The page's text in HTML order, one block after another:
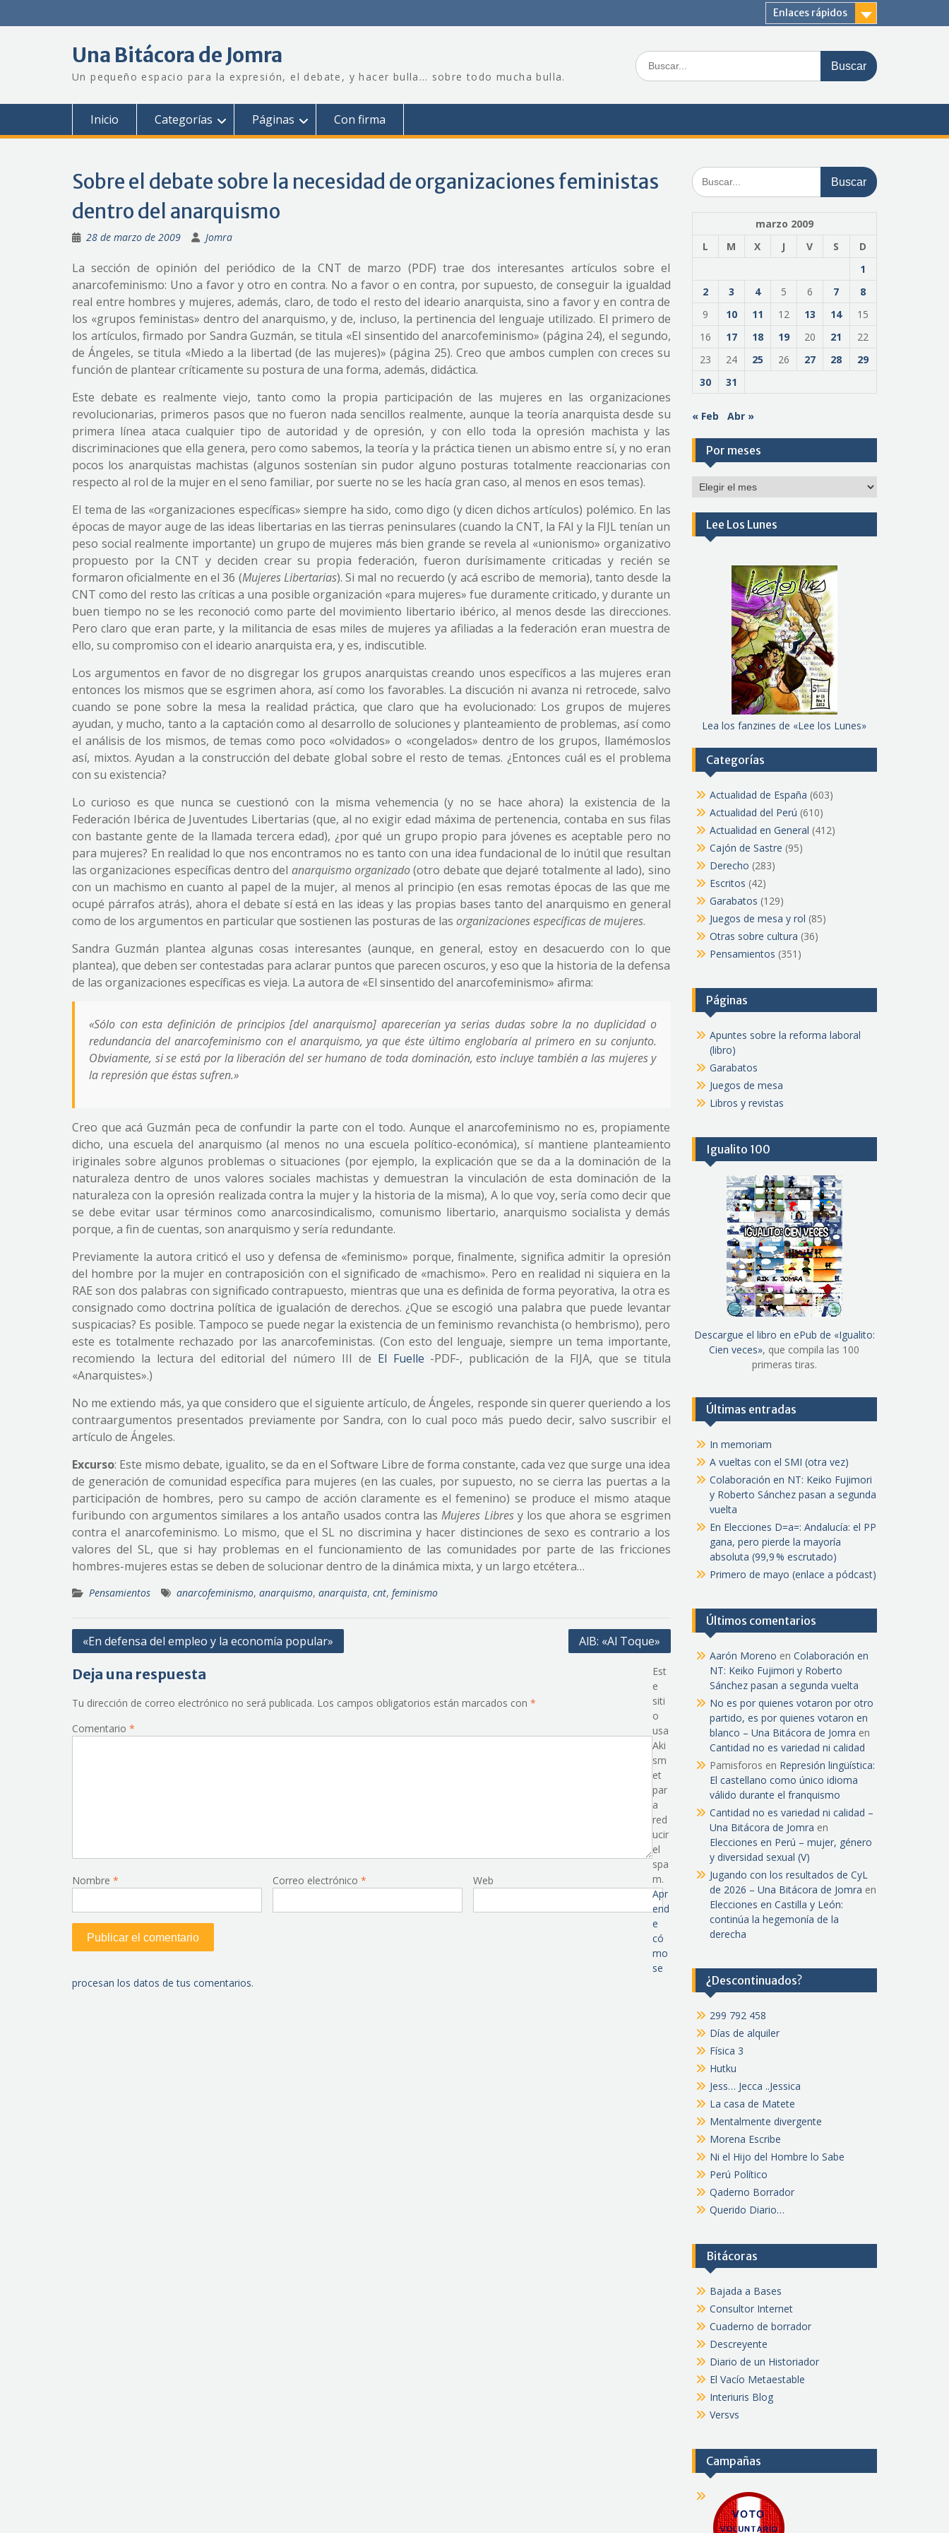
Enlaces rápidos
Una Bitácora de Jomra
Un pequeño espacio para la expresión, el debate, y hacer bulla… sobre todo mucha bulla.
Buscar:
Inicio Categorías Páginas Con firma
Sobre el debate sobre la necesidad de organizaciones feministas
dentro del anarquismo
28 de marzo de 2009 Jomra
La sección de opinión del periódico de la CNT de marzo (PDF) trae dos interesantes artículos sobre el
anarcofeminismo: Uno a favor y otro en contra. No a favor o en contra, por supuesto, de conseguir la igualdad
real entre hombres y mujeres, además, claro, de todo el resto del ideario anarquista, sino a favor y en contra de
los «grupos feministas» dentro del anarquismo, y de, incluso, la pertinencia del lenguaje utilizado. El primero de
los artículos, firmado por Sandra Guzmán, se titula «El sinsentido del anarcofeminismo» (página 24), el segundo,
de Ángeles, se titula «Miedo a la libertad (de las mujeres)» (página 25). Creo que ambos cumplen con creces su
función de plantear críticamente su postura de una forma, además, didáctica.
Este debate es realmente viejo, tanto como la propia participación de las mujeres en las organizaciones
revolucionarias, primeros pasos que no fueron nada sencillos realmente, aunque la teoría anarquista desde su
primera línea ataca cualquier tipo de autoridad y de opresión, y con ello toda la opresión machista y las
discriminaciones que ella genera, pero como sabemos, la teoría y la práctica tienen un abismo entre sí, y no eran
pocos los anarquistas machistas (algunos sostenían sin pudor alguno posturas totalmente reaccionarias con
respecto al rol de la mujer en el seno familiar, por suerte no se les hacía gran caso, al menos en esos temas).
El tema de las «organizaciones específicas» siempre ha sido, como digo (y dicen dichos artículos) polémico. En las
épocas de mayor auge de las ideas libertarias en las tierras peninsulares (cuando la CNT, la FAI y la FIJL tenían un
peso social realmente importante) un grupo de mujeres más bien grande se revela al «unionismo» organizativo
propuesto por la CNT y deciden crear su propia federación, fueron durísimamente criticadas y recién se
formaron oficialmente en el 36 (Mujeres Libertarias). Si mal no recuerdo (y acá escribo de memoria), tanto desde la
CNT como del resto las críticas a una posible organización «para mujeres» fue duramente criticado, y durante un
buen tiempo no se les reconoció como parte del movimiento libertario ibérico, al menos desde las direcciones.
Pero claro que eran parte, y la militancia de esas miles de mujeres ya afiliadas a la federación eran muestra de
ello, su compromiso con el ideario anarquista era, y es, indiscutible.
Los argumentos en favor de no disgregar los grupos anarquistas creando unos específicos a las mujeres eran
entonces los mismos que se esgrimen ahora, así como los favorables. La discución ni avanza ni retrocede, salvo
cuando se pone sobre la mesa la realidad práctica, que claro que ha evolucionado: Los grupos de mujeres
ayudan, y mucho, tanto a la captación como al desarrollo de soluciones y planteamiento de problemas, así como
el análisis de los mismos, de temas como poco «olvidados» o «congelados» dentro de los grupos, llamémoslos
así, mixtos. Ayudan a la construcción del debate global sobre el resto de temas. ¿Entonces cuál es el problema
con su existencia?
Lo curioso es que nunca se cuestionó con la misma vehemencia (y no se hace ahora) la existencia de la
Federación Ibérica de Juventudes Libertarias (que, al no exigir edad máxima de pertenencia, contaba en sus filas
con bastante gente de la llamada tercera edad), ¿por qué un grupo propio para jóvenes es aceptable pero no
para mujeres? En realidad lo que nos encontramos no es tanto con una idea fundacional de lo inútil que resultan
las organizaciones específicas dentro del anarquismo organizado(otro debate que dejaré totalmente al lado), sino
con un machismo en cuanto al papel de la mujer, al menos al principio (en esas remotas épocas de las que me
ocupé párrafos atrás), ahora el debate sí está en las ideas y las propias bases tanto del anarquismo en general
como de los argumentos en particular que sostienen las posturas de las organizaciones específicas de mujeres.
Sandra Guzmán plantea algunas cosas interesantes (aunque, en general, estoy en desacuerdo con lo que
plantea), que deben ser contestadas para aclarar puntos que parecen oscuros, y eso que la historia de la defensa
de las organizaciones específicas es vieja. La autora de «El sinsentido del anarcofeminismo» afirma:
«Sólo con esta definición de principios [del anarquismo] aparecerían ya serias dudas sobre la no duplicidad o
redundancia del anarcofeminismo con el anarquismo, ya que éste último englobaría al primero en su conjunto.
Obviamente, si se está por la liberación del ser humano de toda dominación, esto incluye también a las mujeres y
la represión que éstas sufren.»
Creo que acá Guzmán peca de confundir la parte con el todo. Aunque el anarcofeminismo no es, propiamente
dicho, una escuela del anarquismo (al menos no una escuela político-económica), sí mantiene planteamiento
iriginales sobre algunos problemas o situaciones (por ejemplo, la explicación que se da a la dominación de la
naturaleza dentro de unos valores sociales machistas y demuestran la vinculación de esta dominación de la
naturaleza con la opresión realizada contra la mujer y la historia de la misma), A lo que voy, sería como decir que
se debe evitar usar términos como anarcosindicalismo, comunismo libertario, anarquismo socialista y demás
porque, a fin de cuentas, son anarquismo y sería redundante.
Previamente la autora criticó el uso y defensa de «feminismo» porque, finalmente, significa admitir la opresión
del hombre por la mujer en contraposición con el significado de «machismo». Pero en realidad ni siquiera en la
RAE son dos palabras con significado contrapuesto, mientras que una es definida de forma peyorativa, la otra es
consignado como doctrina política de igualación de derechos. ¿Que se escogió una palabra que puede levantar
suspicacias? Es posible. Tampoco se puede negar la existencia de un feminismo revanchista (o hembrismo), pero
este es totalmente rechazado por las anarcofeministas. (Con esto del lenguaje, siempre un tema importante,
recomiendo la lectura del editorial del número III de El Fuelle -PDF-, publicación de la FIJA, que se titula
«Anarquistes».)
No me extiendo más, ya que considero que el siguiente artículo, de Ángeles, responde sin querer queriendo a los
contraargumentos presentados previamente por Sandra, con lo cual poco más puedo decir, salvo suscribir el
artículo de Ángeles.
Excurso: Este mismo debate, igualito, se da en el Software Libre de forma constante, cada vez que surge una idea
de generación de comunidad específica para mujeres (en las cuales, por supuesto, no se cierra las puertas a la
participación de hombres, pero su campo de acción claramente es el femenino) se produce el mismo ataque
furibundo con argumentos similares a los antaño usados contra lasMujeres Libresy los que ahora se esgrimen
contra el anarcofeminismo. Lo mismo, que el SL no discrimina y hacer distinciones de sexo es contrario a los
valores del SL, que si hay problemas en el funcionamiento de las comunidades por parte de las fricciones
hombres-mujeres estas se deben de solucionar dentro de la dinámica mixta, y un largo etcétera…
Pensamientos anarcofeminismo, anarquismo, anarquista, cnt, feminismo
Navegación
entradas
«En defensa del empleo y la economía popular» AlB: «Al Toque»
Deja una respuesta
Tu dirección de correo electrónico no será publicada. Los campos obligatorios están marcados con *
Comentario *
Nombre * Correo electrónico * Web
Est
e
siti
o
usa
Aki
sm
et
par
a
red
ucir
el
spa
m.
Apr
end
e
có
mo
se
procesan los datos de tus comentarios.
Buscar:
marzo 2009
L
M X J V S
D
1
2
3 4 5 6 7
8
9
10 11 12 13 14
15
16
17 18 19 20 21
22
23
24 25 26 27 28
29
30
31
« Feb Abr »
Por meses
Por
Lee Los Lunes
Lea los fanzines de «Lee los Lunes»
Categorías
Actualidad de España (603)
Actualidad del Perú (610)
Actualidad en General (412)
Cajón de Sastre (95)
Derecho (283)
Escritos (42)
Garabatos (129)
Juegos de mesa y rol (85)
Otras sobre cultura (36)
Pensamientos (351)
Páginas
Apuntes sobre la reforma laboral
(libro)
Garabatos
Juegos de mesa
Libros y revistas
Igualito 100
Descargue el libro en ePub de «Igualito:
Cien veces», que compila las 100
primeras tiras.
Últimas entradas
In memoriam
A vueltas con el SMI (otra vez)
Colaboración en NT: Keiko Fujimori
y Roberto Sánchez pasan a segunda
vuelta
En Elecciones D=a=: Andalucía: el PP
gana, pero pierde la mayoría
absoluta (99,9 % escrutado)
Primero de mayo (enlace a pódcast)
Últimos comentarios
Aarón Moreno en Colaboración en
NT: Keiko Fujimori y Roberto
Sánchez pasan a segunda vuelta
No es por quienes votaron por otro
partido, es por quienes votaron en
blanco – Una Bitácora de Jomra en
Cantidad no es variedad ni calidad
Pamisforos en Represión lingüística:
El castellano como único idioma
válido durante el franquismo
Cantidad no es variedad ni calidad –
Una Bitácora de Jomra en
Elecciones en Perú – mujer, género
y diversidad sexual (V)
Jugando con los resultados de CyL
de 2026 – Una Bitácora de Jomra en
Elecciones en Castilla y León:
continúa la hegemonía de la
derecha
¿Descontinuados?
299 792 458
Días de alquiler
Física 3
Hutku
Jess… Jecca ..Jessica
La casa de Matete
Mentalmente divergente
Morena Escribe
Ni el Hijo del Hombre lo Sabe
Perú Político
Qaderno Borrador
Querido Diario…
Bitácoras
Bajada a Bases
Consultor Internet
Cuaderno de borrador
Descreyente
Diario de un Historiador
El Vacío Metaestable
Interiuris Blog
Versvs
Campañas